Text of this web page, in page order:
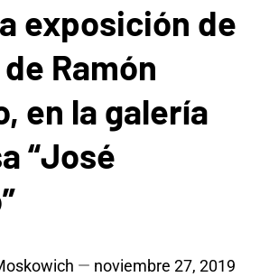
exposición de
Ramón
en la galería
“José
noviembre 27, 2019